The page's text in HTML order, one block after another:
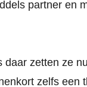
partner en
zetten ze
zelfs een